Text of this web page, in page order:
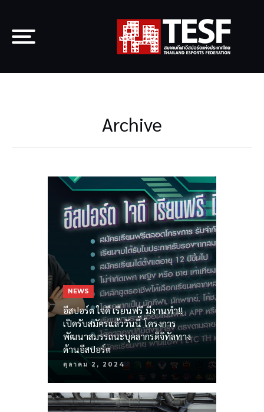
Archive
NEWS
อีสปอร์ต ใจดี เรียนฟรี มีงานทำ!!
เปิดรับสมัครแล้ววันนี้ โครงการ
พัฒนาสมรรถนะบุคลากรดิจิทัลทาง
ด้านอีสปอร์ต
ตุลาคม 2, 2024